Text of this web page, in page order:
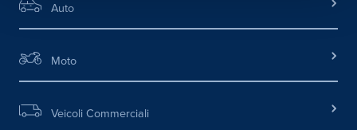
Auto
Moto
Veicoli Commerciali